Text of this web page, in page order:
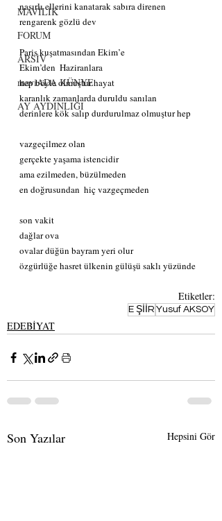
MAVİLİK
FORUM
ARSİV
maviADA KÜNYE
AY AYDINLIĞI
nasırlı ellerini kanatarak sabıra direnen
rengarenk gözlü dev
Paris kuşatmasından Ekim’e
Ekim’den  Haziranlara
hep böyle olmuştur hayat
karanlık zamanlarda duruldu sanılan
derinlere kök salıp durdurulmaz olmuştur hep
vazgeçilmez olan
gerçekte yaşama istencidir
ama ezilmeden, büzülmeden
en doğrusundan  hiç vazgeçmeden
son vakit
dağlar ova
ovalar düğün bayram yeri olur
özgürlüğe hasret ülkenin gülüşü saklı yüzünde
Etiketler:
E ŞİİR Yusuf AKSOY
EDEBİYAT
Son Yazılar Hepsini Gör